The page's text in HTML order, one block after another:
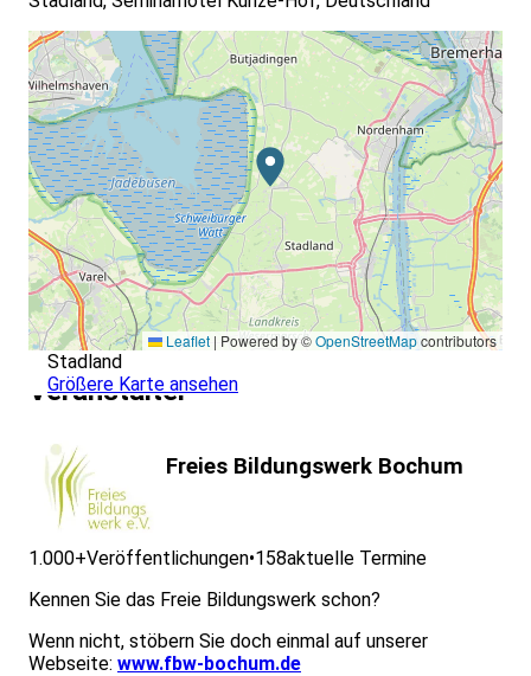
Leaflet | Powered by ©OpenStreetMapcontributors
Stadland
Größere Karte ansehen
Veranstalter
Freies Bildungswerk Bochum
1.000+Veröffentlichungen•158aktuelle Termine
Kennen Sie das Freie Bildungswerk schon?
Wenn nicht, stöbern Sie doch einmal auf unserer
Webseite: www.fbw-bochum.de